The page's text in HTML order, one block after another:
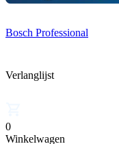
Bosch Professional
Verlanglijst
0
Winkelwagen